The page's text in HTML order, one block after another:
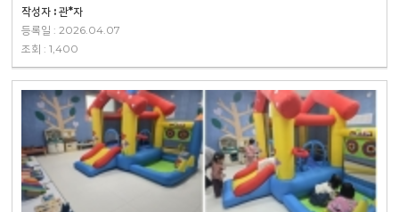
작성자 : 관*자
등록일 : 2026.04.07
조회 : 1,400